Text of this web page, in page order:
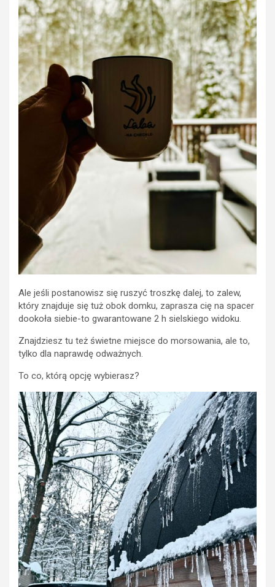
Ale jeśli postanowisz się ruszyć troszkę dalej, to zalew,
który znajduje się tuż obok domku, zaprasza cię na spacer
dookoła siebie-to gwarantowane 2 h sielskiego widoku.
Znajdziesz tu też świetne miejsce do morsowania, ale to,
tylko dla naprawdę odważnych.
To co, którą opcję wybierasz?